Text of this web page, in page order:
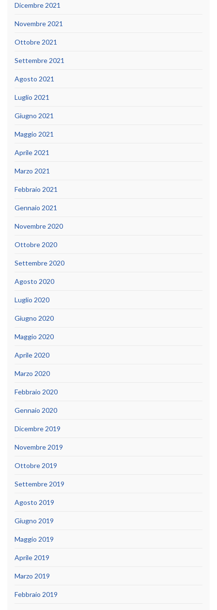
Dicembre 2021
Novembre 2021
Ottobre 2021
Settembre 2021
Agosto 2021
Luglio 2021
Giugno 2021
Maggio 2021
Aprile 2021
Marzo 2021
Febbraio 2021
Gennaio 2021
Novembre 2020
Ottobre 2020
Settembre 2020
Agosto 2020
Luglio 2020
Giugno 2020
Maggio 2020
Aprile 2020
Marzo 2020
Febbraio 2020
Gennaio 2020
Dicembre 2019
Novembre 2019
Ottobre 2019
Settembre 2019
Agosto 2019
Giugno 2019
Maggio 2019
Aprile 2019
Marzo 2019
Febbraio 2019